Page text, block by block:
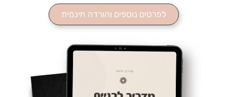
לפרטים נוספים והורדה חינמית